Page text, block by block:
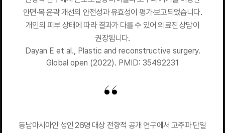
안면·목 윤곽 개선의 안전성과 유효성이 평가·보고되었습니다.
개인의 피부 상태에 따라 결과가 다를 수 있어 의료진 상담이
권장됩니다.
Dayan E et al., Plastic and reconstructive surgery.
Global open (2022). PMID: 35492231
동남아시아인 성인 26명 대상 전향적 공개 연구에서 고주파 단일